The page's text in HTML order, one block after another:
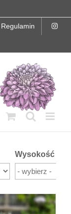
Regulamin
Wysokość